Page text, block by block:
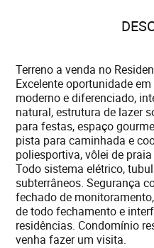
Terreno a venda no
Excelente oportunidade
moderno e diferenciado,
natural, estrutura de lazer
para festas, espaço
pista para caminhada e
poliesportiva, vôlei de
Todo sistema elétrico,
subterrâneos. Segurança
fechado de
de todo fechamento e
residências. Condomínio
venha fazer um visita.